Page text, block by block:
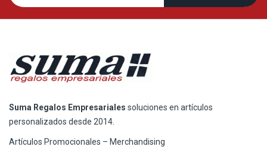
Suma Regalos Empresariales soluciones en artículos
personalizados desde 2014.
Artículos Promocionales – Merchandising